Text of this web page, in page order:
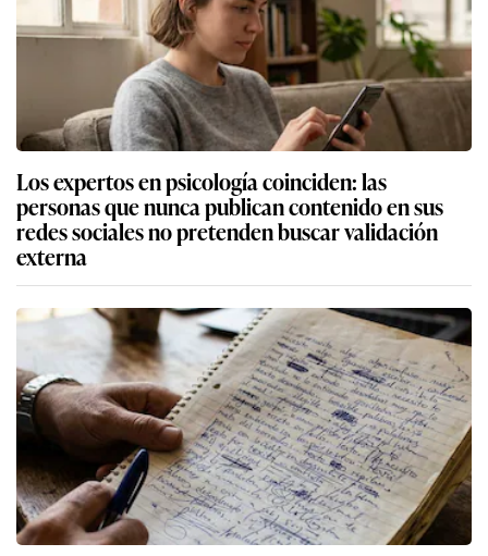
Los expertos en psicología coinciden: las
personas que nunca publican contenido en sus
redes sociales no pretenden buscar validación
externa